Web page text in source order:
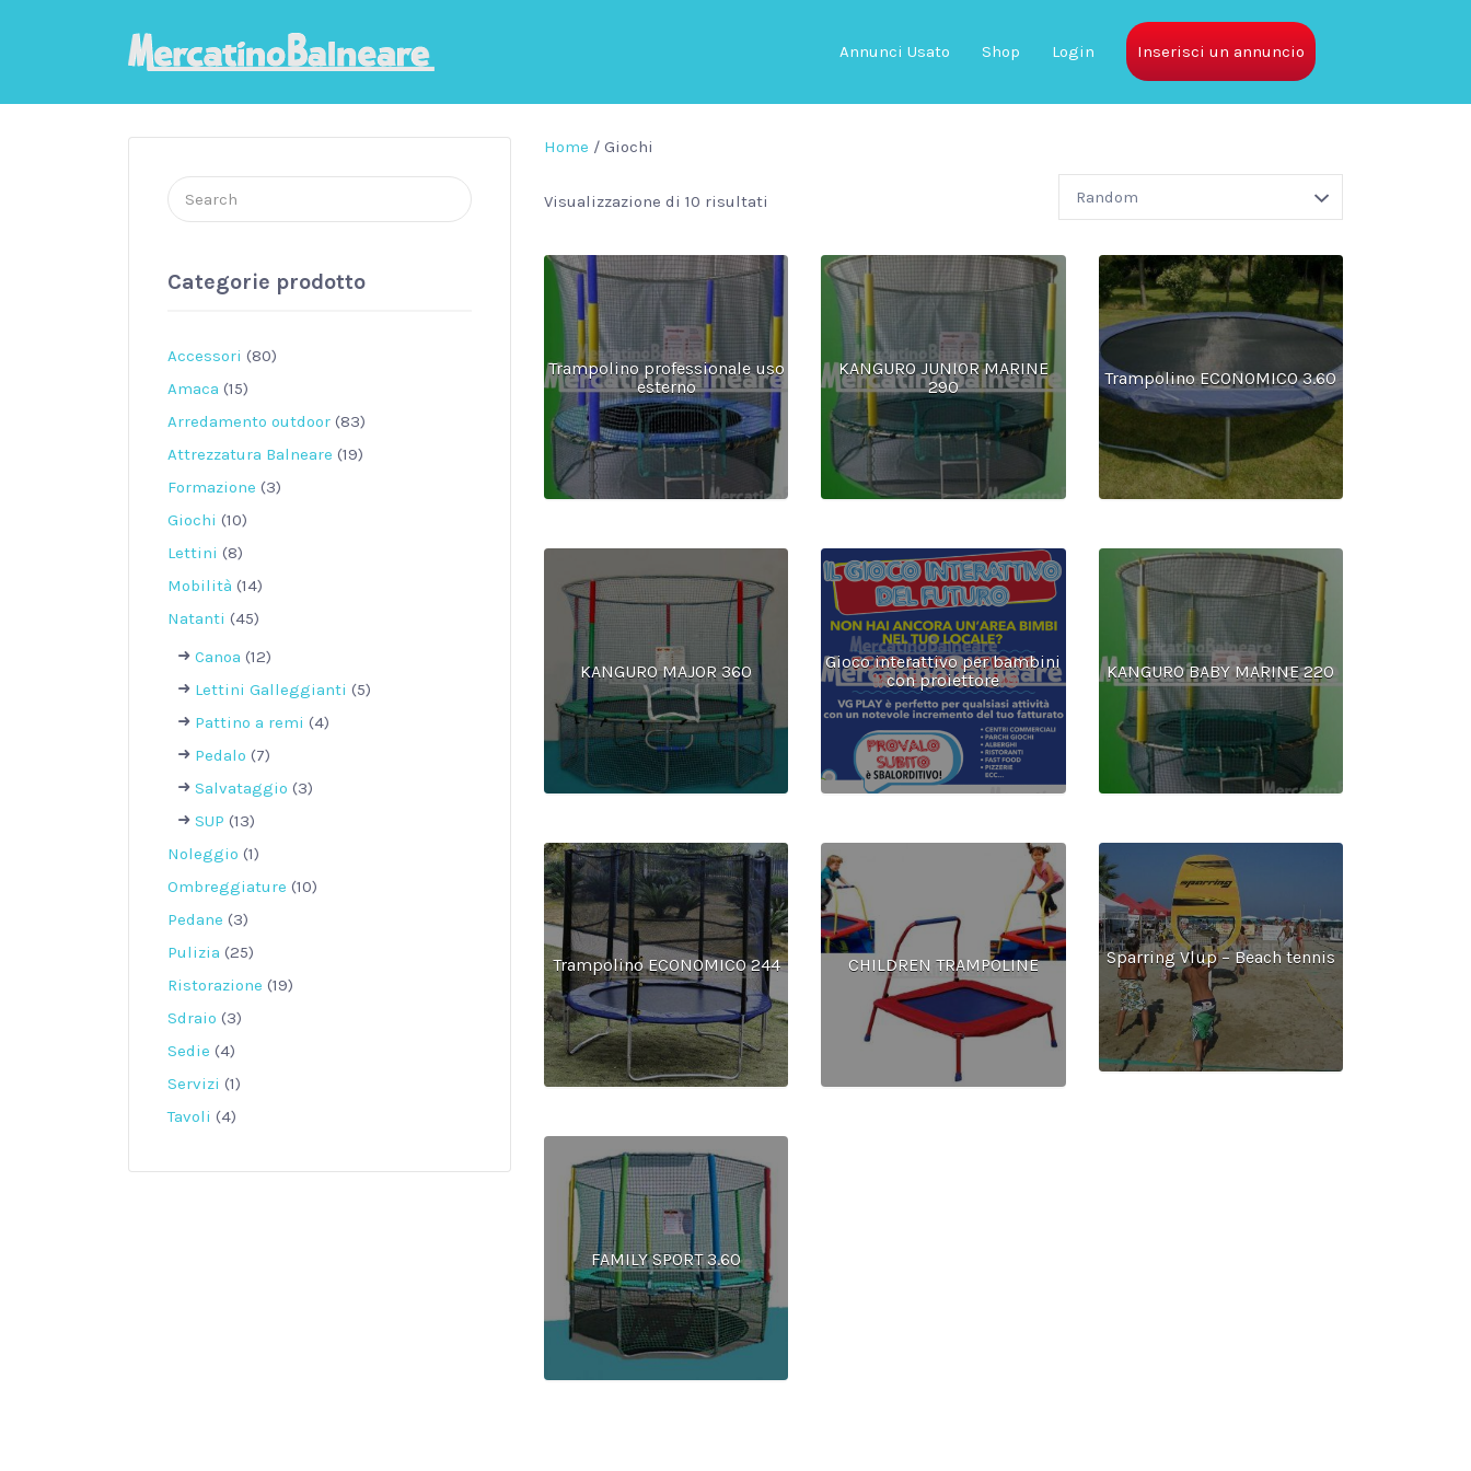
Annunci Usato Shop Login Inserisci un annuncio
Cerca:
Categorie prodotto
Accessori (80)
Amaca (15)
Arredamento outdoor (83)
Attrezzatura Balneare (19)
Formazione (3)
Giochi (10)
Lettini (8)
Mobilità (14)
Natanti (45)
Canoa (12)
Lettini Galleggianti (5)
Pattino a remi (4)
Pedalo (7)
Salvataggio (3)
SUP (13)
Noleggio (1)
Ombreggiature (10)
Pedane (3)
Pulizia (25)
Ristorazione (19)
Sdraio (3)
Sedie (4)
Servizi (1)
Tavoli (4)
Home / Giochi
Visualizzazione di 10 risultati
Trampolino professionale uso
esterno
KANGURO JUNIOR MARINE
290
Trampolino ECONOMICO 3.60
KANGURO MAJOR 360
Gioco interattivo per bambini
con proiettore
KANGURO BABY MARINE 220
Trampolino ECONOMICO 244 CHILDREN TRAMPOLINE Sparring Vlup – Beach tennis
FAMILY SPORT 3.60